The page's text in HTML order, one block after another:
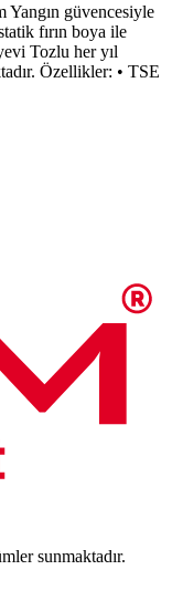
güvencesiyle
fırın boya ile
Tozlu her yıl
Özellikler: • TSE
sunmaktadır.